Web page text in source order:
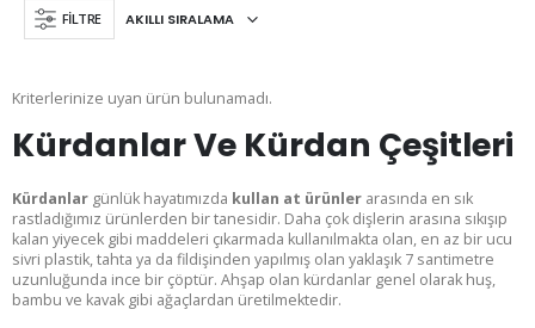
FILTRE
Kriterlerinize uyan ürün bulunamadı.
Kürdanlar Ve Kürdan Çeşitleri
Kürdanlar günlük hayatımızda kullan at ürünler arasında en sık
rastladığımız ürünlerden bir tanesidir. Daha çok dişlerin arasına sıkışıp
kalan yiyecek gibi maddeleri çıkarmada kullanılmakta olan, en az bir ucu
sivri plastik, tahta ya da fildişinden yapılmış olan yaklaşık 7 santimetre
uzunluğunda ince bir çöptür. Ahşap olan kürdanlar genel olarak huş,
bambu ve kavak gibi ağaçlardan üretilmektedir.